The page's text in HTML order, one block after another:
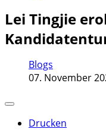
Lei Tingjie
Blogs
07. November
Drucken